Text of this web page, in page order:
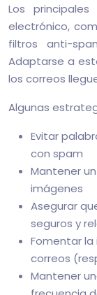
Los
electrónico,
filtros anti-
Adaptarse a
los correos
Algunas
Evitar
con spam
Mantener
imágenes
Asegurar
seguros y
Fomentar
correos
Mantener